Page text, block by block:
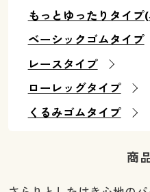
もっとゆったりタイプ
ベーシックゴムタイプ
レースタイプ
ローレッグタイプ
くるみゴムタイプ
商